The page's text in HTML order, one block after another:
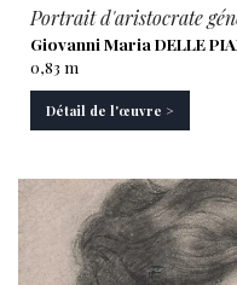
Portrait d'aristocrate
Giovanni Maria DELLE
0,83 m
Détail de l'œuvre >